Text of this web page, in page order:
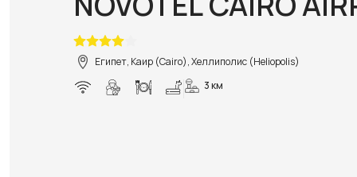
Египет, Каир (Cairo), Хеллиполис (Heliopolis)
3 км